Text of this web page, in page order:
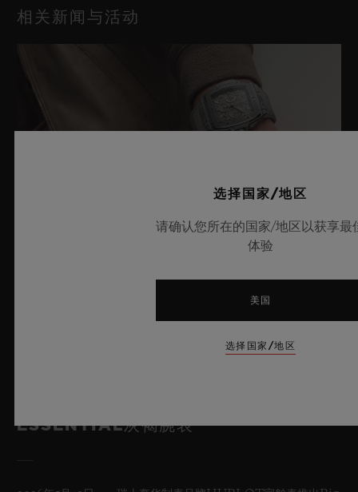
相关新闻与活动
ESSENTIAL灰褐腕表
选择国家/地区
请确认您所在的国家/地区以获享最
体验
美国
选择国家/地区